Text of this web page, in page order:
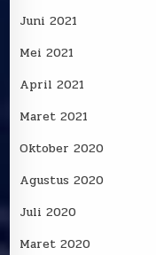
Juni 2021
Mei 2021
April 2021
Maret 2021
Oktober 2020
Agustus 2020
Juli 2020
Maret 2020